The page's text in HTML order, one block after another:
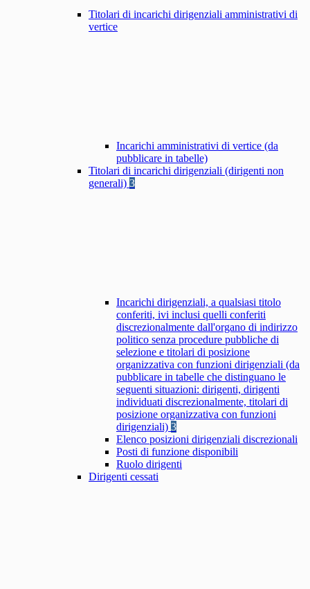
Titolari di incarichi dirigenziali amministrativi di
vertice
Incarichi amministrativi di vertice (da
pubblicare in tabelle)
Titolari di incarichi dirigenziali (dirigenti non
generali) 3
Incarichi dirigenziali, a qualsiasi titolo
conferiti, ivi inclusi quelli conferiti
discrezionalmente dall'organo di indirizzo
politico senza procedure pubbliche di
selezione e titolari di posizione
organizzativa con funzioni dirigenziali (da
pubblicare in tabelle che distinguano le
seguenti situazioni: dirigenti, dirigenti
individuati discrezionalmente, titolari di
posizione organizzativa con funzioni
dirigenziali) 3
Elenco posizioni dirigenziali discrezionali
Posti di funzione disponibili
Ruolo dirigenti
Dirigenti cessati